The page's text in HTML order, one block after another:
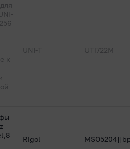
к
UNI-T UTi722M
Rigol